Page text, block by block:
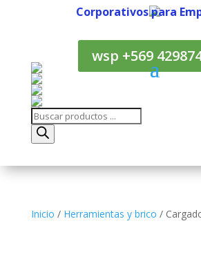
Corporativos para
wsp +569
Búsqueda
de
productos
Inicio / Herramientas y brico /